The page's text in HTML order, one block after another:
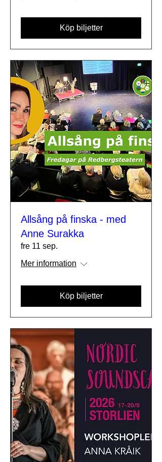
Köp biljetter
Allsång på finska - med
Anne Surakka
fre 11 sep.
Mer information
Köp biljetter